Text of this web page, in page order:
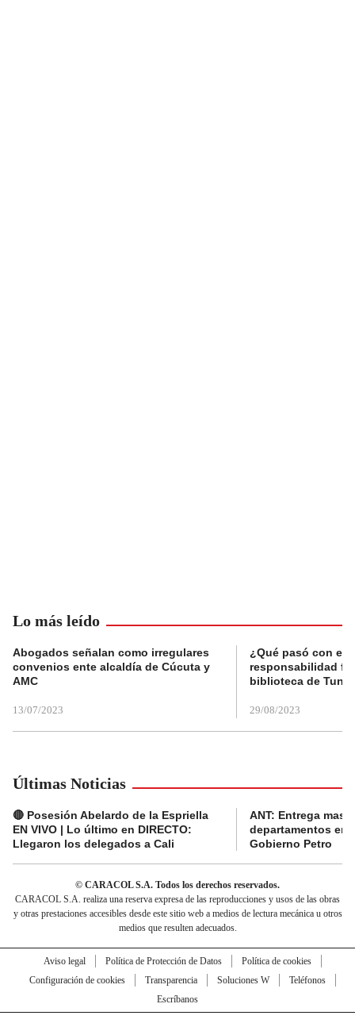
Lo más leído
Abogados señalan como irregulares
convenios ente alcaldía de Cúcuta y
AMC
13/07/2023
¿Qué pasó con el
responsabilidad
biblioteca de
29/08/2023
Últimas Noticias
🔴 Posesión Abelardo de la Espriella
EN VIVO | Lo último en DIRECTO:
Llegaron los delegados a Cali
ANT: Entrega
departamentos en
Gobierno Petro
© CARACOL S.A. Todos los derechos reservados.
CARACOL S.A. realiza una reserva expresa de las reproducciones y usos de las obras
y otras prestaciones accesibles desde este sitio web a medios de lectura mecánica u otros
medios que resulten adecuados.
Aviso legal Política de Protección de Datos
Política de cookies
Configuración de cookies
Transparencia Soluciones W
Teléfonos
Escríbanos